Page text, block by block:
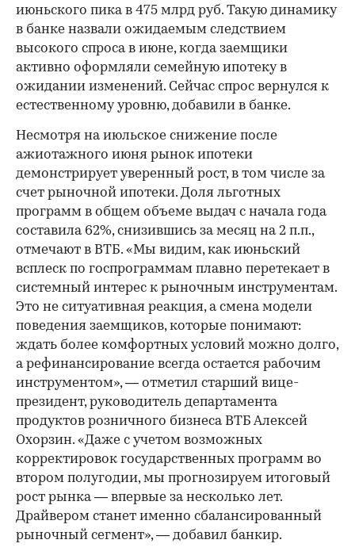
июньского пика в 475 млрд руб. Такую динамику
в банке назвали ожидаемым следствием
высокого спроса в июне, когда заемщики
активно оформляли семейную ипотеку в
ожидании изменений. Сейчас спрос вернулся к
естественному уровню, добавили в банке.
Несмотря на июльское снижение после
ажиотажного июня рынок ипотеки
демонстрирует уверенный рост, в том числе за
счет рыночной ипотеки. Доля льготных
программ в общем объеме выдач с начала года
составила 62%, снизившись за месяц на 2 п.п.,
отмечают в ВТБ. «Мы видим, как июньский
всплеск по госпрограммам плавно перетекает в
системный интерес к рыночным инструментам.
Это не ситуативная реакция, а смена модели
поведения заемщиков, которые понимают:
ждать более комфортных условий можно долго,
а рефинансирование всегда остается рабочим
инструментом», — отметил старший вице-
президент, руководитель департамента
продуктов розничного бизнеса ВТБ Алексей
Охорзин. «Даже с учетом возможных
корректировок государственных программ во
втором полугодии, мы прогнозируем итоговый
рост рынка — впервые за несколько лет.
Драйвером станет именно сбалансированный
рыночный сегмент», — добавил банкир.